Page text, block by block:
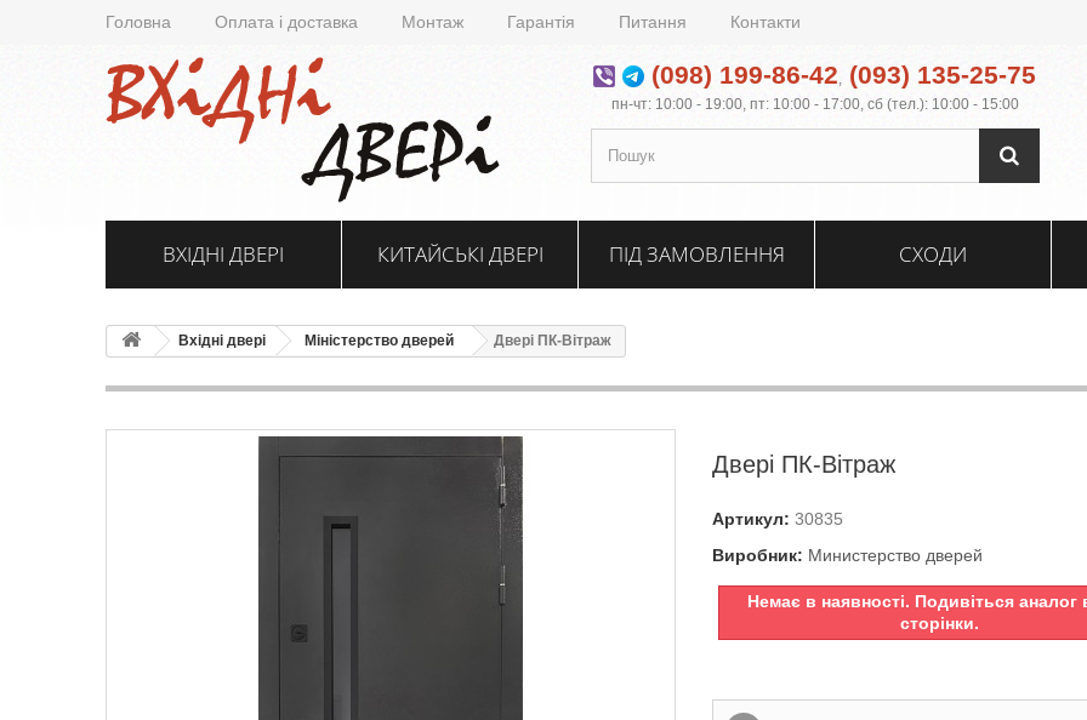
Головна Оплата і доставка Монтаж Гарантія Питання Контакти
(098) 199-86-42, (093) 135-25-75
пн-чт: 10:00 - 19:00, пт: 10:00 - 17:00, сб (тел.): 10:00 - 15:00
ВХІДНІ ДВЕРІ КИТАЙСЬКІ ДВЕРІ ПІД ЗАМОВЛЕННЯ СХОДИ
Вхідні двері Міністерство дверей Двері ПК-Вітраж
Двері ПК-Вітраж
Артикул: 30835
Виробник: Министерство дверей
Немає в наявності. Подивіться аналог
сторінки.